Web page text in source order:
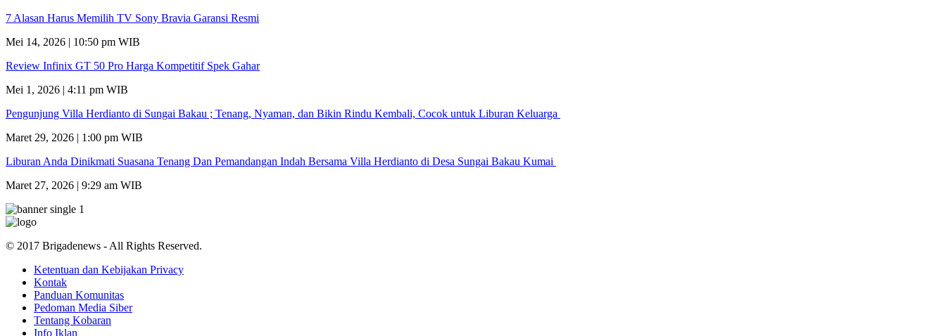
7 Alasan Harus Memilih TV Sony Bravia Garansi Resmi
Mei 14, 2026 | 10:50 pm WIB
Review Infinix GT 50 Pro Harga Kompetitif Spek Gahar
Mei 1, 2026 | 4:11 pm WIB
Pengunjung Villa Herdianto di Sungai Bakau ; Tenang, Nyaman, dan Bikin Rindu Kembali, Cocok untuk Liburan Keluarga
Maret 29, 2026 | 1:00 pm WIB
Liburan Anda Dinikmati Suasana Tenang Dan Pemandangan Indah Bersama Villa Herdianto di Desa Sungai Bakau Kumai
Maret 27, 2026 | 9:29 am WIB
© 2017 Brigadenews - All Rights Reserved.
Ketentuan dan Kebijakan Privacy
Kontak
Panduan Komunitas
Pedoman Media Siber
Tentang Kobaran
Info Iklan